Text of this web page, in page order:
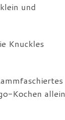
und
Knuckles
Kochen allein